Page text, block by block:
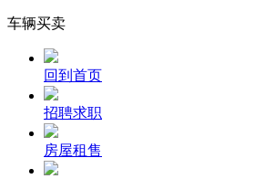
车辆买卖
回到首页
招聘求职
房屋租售